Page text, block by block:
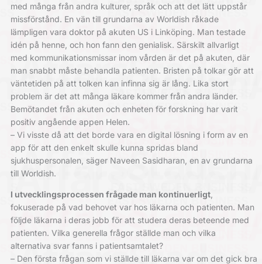
med många från andra kulturer, språk och att det lätt uppstår
missförstånd. En vän till grundarna av Worldish råkade
lämpligen vara doktor på akuten US i Linköping. Man testade
idén på henne, och hon fann den genialisk. Särskilt allvarligt
med kommunikationsmissar inom vården är det på akuten, där
man snabbt måste behandla patienten. Bristen på tolkar gör att
väntetiden på att tolken kan infinna sig är lång. Lika stort
problem är det att många läkare kommer från andra länder.
Bemötandet från akuten och enheten för forskning har varit
positiv angående appen Helen.
– Vi visste då att det borde vara en digital lösning i form av en
app för att den enkelt skulle kunna spridas bland
sjukhuspersonalen, säger Naveen Sasidharan, en av grundarna
till Worldish.
I utvecklingsprocessen frågade man kontinuerligt,
fokuserade på vad behovet var hos läkarna och patienten. Man
följde läkarna i deras jobb för att studera deras beteende med
patienten. Vilka generella frågor ställde man och vilka
alternativa svar fanns i patientsamtalet?
– Den första frågan som vi ställde till läkarna var om det gick bra